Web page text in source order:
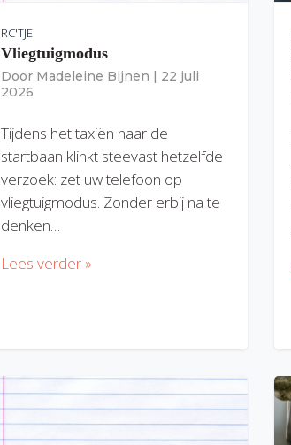
RC'TJE
Vliegtuigmodus
Door Madeleine Bijnen | 22 juli
2026
Tijdens het taxiën naar de
startbaan klinkt steevast hetzelfde
verzoek: zet uw telefoon op
vliegtuigmodus. Zonder erbij na te
denken…
Lees verder »